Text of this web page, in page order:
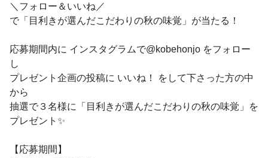
＼フォロー＆いいね／
で「目利きが選んだこだわりの秋の味覚」が当たる！
応募期間内に インスタグラムで@kobehonjo をフォロー
し
プレゼント企画の投稿に いいね！ をして下さった方の中
から
抽選で３名様に「目利きが選んだこだわりの秋の味覚」を
プレゼント✨
【応募期間】